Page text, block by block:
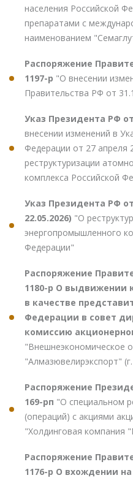
населения Российской
препаратами с
наименованием
Распоряжение
1197-р "О внесении
Правительства РФ от
Указ Президента РФ от
внесении изменений в
Федерации от 27 апреля
реструктуризации
комплекса Российской
Указ Президента РФ
22.05.2026) "О
энергопромышленного
Федерации"
Распоряжение
1180-р О выдвижении
в качестве
Федерации в совет
комиссию
"Внешнеэкономическое
"Алмазювелирэкспорт"
Распоряжение
169-рп "О специальном
(операций) с акциями
"Холдинговая
Распоряжение
1176-р О вхождении